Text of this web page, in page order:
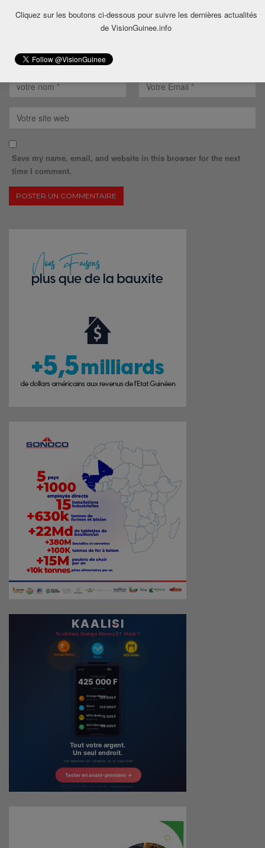
Save my name, email, and website in this browser for the next
time I comment.
Cliquez sur les boutons ci-dessous pour suivre les dernières actualités
de VisionGuinee.info